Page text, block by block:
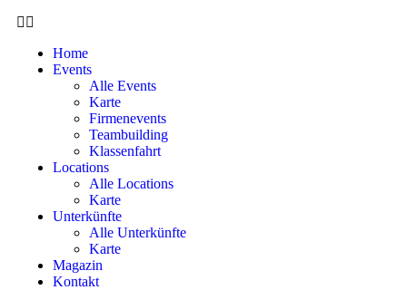
Home
Events
Alle Events
Karte
Firmenevents
Teambuilding
Klassenfahrt
Locations
Alle Locations
Karte
Unterkünfte
Alle Unterkünfte
Karte
Magazin
Kontakt